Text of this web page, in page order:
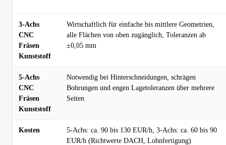
3-Achs
CNC
Fräsen
Kunststoff
Wirtschaftlich für einfache bis mittlere Geometrien,
alle Flächen von oben zugänglich, Toleranzen ab
±0,05 mm
5-Achs
CNC
Fräsen
Kunststoff
Notwendig bei Hinterschneidungen, schrägen
Bohrungen und engen Lagetoleranzen über mehrere
Seiten
Kosten
5-Achs: ca. 90 bis 130 EUR/h, 3-Achs: ca. 60 bis 90
EUR/h (Richtwerte DACH, Lohnfertigung)